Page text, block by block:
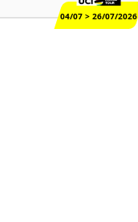
04/07 > 26/07/2026